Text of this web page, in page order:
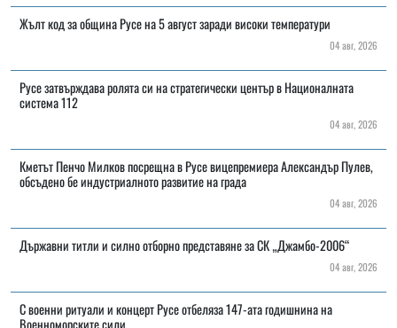
Жълт код за община Русе на 5 август заради високи температури
04 авг, 2026
Русе затвърждава ролята си на стратегически център в Националната
система 112
04 авг, 2026
Кметът Пенчо Милков посрещна в Русе вицепремиера Александър Пулев,
обсъдено бе индустриалното развитие на града
04 авг, 2026
Държавни титли и силно отборно представяне за СК „Джамбо-2006“
04 авг, 2026
С военни ритуали и концерт Русе отбеляза 147-ата годишнина на
Военноморските сили